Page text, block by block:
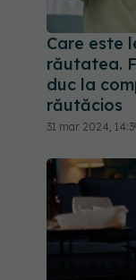
Care este
răutatea.
duc la
răutăcios
31 mar 2024,